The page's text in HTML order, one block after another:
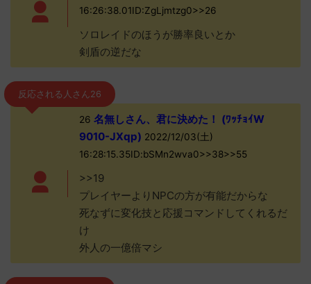
16:26:38.01ID:ZgLjmtzg0>>26
ソロレイドのほうが勝率良いとか
剣盾の逆だな
反応される人さん26
26 名無しさん、君に決めた！ (ﾜｯﾁｮｲW
9010-JXqp) 2022/12/03(土)
16:28:15.35ID:bSMn2wva0>>38>>55
>>19
プレイヤーよりNPCの方が有能だからな
死なずに変化技と応援コマンドしてくれるだ
け
外人の一億倍マシ